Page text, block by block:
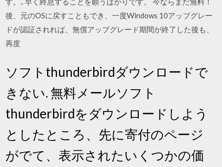
後、元のOSに戻すこともでき、一度Windows 10アップグレー
ドが認証されれば、無償アップグレード期間が終了した後も、
再度
ソフトthunderbirdダウンロードで
きない. 無料メールソフト
thunderbirdをダウンロードしよう
としたところ、先に寄付のページ
がでて、表示されたいくつかの価